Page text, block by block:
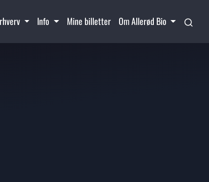
Info Mine billetter Om Allerød Bio